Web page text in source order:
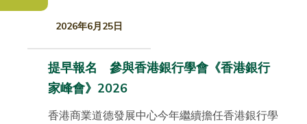
2026年6月25日
提早報名 參與香港銀行學會《香港銀行
家峰會》2026
香港商業道德發展中心今年繼續擔任香港銀行學